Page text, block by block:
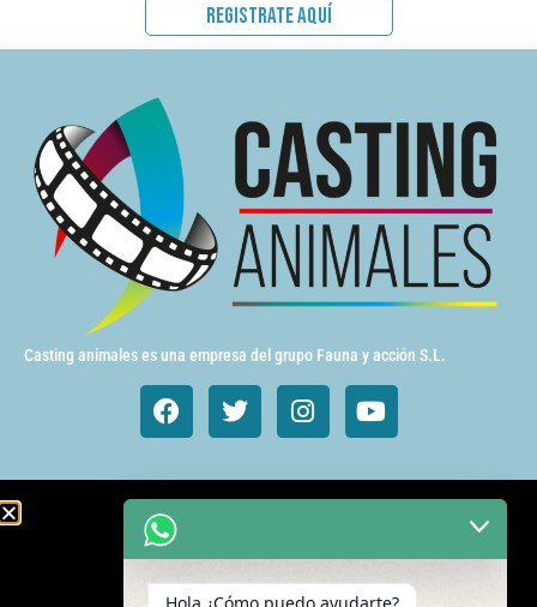
REGISTRATE AQUÍ
Casting animales es una empresa del grupo Fauna y acción S.L.
Animales de cine y TV